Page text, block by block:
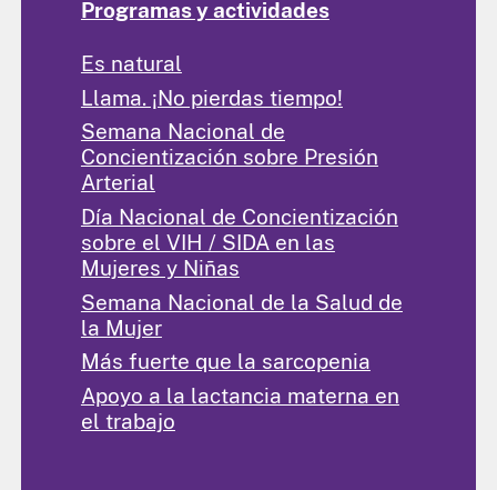
Programas y actividades
Es natural
Llama. ¡No pierdas tiempo!
Semana Nacional de
Concientización sobre Presión
Arterial
Día Nacional de Concientización
sobre el VIH / SIDA en las
Mujeres y Niñas
Semana Nacional de la Salud de
la Mujer
Más fuerte que la sarcopenia
Apoyo a la lactancia materna en
el trabajo